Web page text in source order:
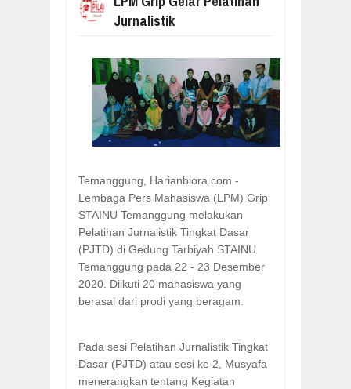
Jurnalistik
Temanggung, Harianblora.com -
Lembaga Pers Mahasiswa (LPM) Grip
STAINU Temanggung melakukan
Pelatihan Jurnalistik Tingkat Dasar
(PJTD) di Gedung Tarbiyah STAINU
Temanggung pada 22 - 23 Desember
2020. Diikuti 20 mahasiswa yang
berasal dari prodi yang beragam.
Pada sesi Pelatihan Jurnalistik Tingkat
Dasar (PJTD) atau sesi ke 2, Musyafa
menerangkan tentang Kegiatan